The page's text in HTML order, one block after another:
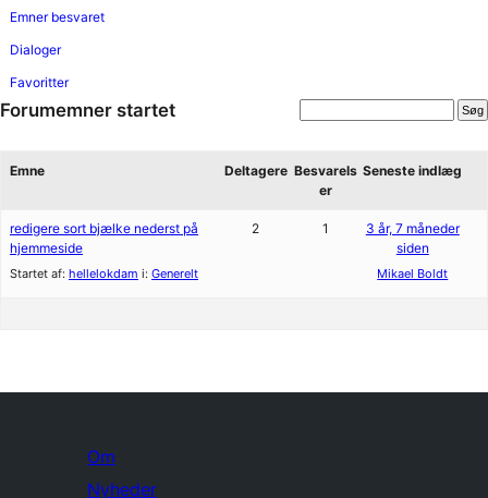
Emner besvaret
Dialoger
Favoritter
Forumemner startet
Emne Deltagere Besvarels
er
Seneste indlæg
redigere sort bjælke nederst på
hjemmeside
Startet af: hellelokdam i: Generelt
2 1
3 år, 7 måneder
siden
Mikael Boldt
Om
Nyheder